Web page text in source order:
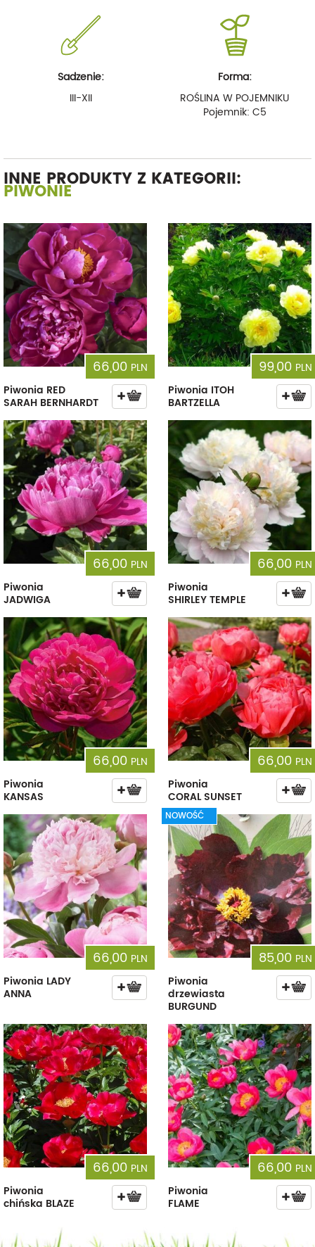
Sadzenie:
III-XII
Forma:
ROŚLINA W POJEMNIKU
Pojemnik: C5
INNE PRODUKTY Z KATEGORII:
PIWONIE
66,00 PLN
Piwonia RED
SARAH BERNHARDT
99,00 PLN
Piwonia ITOH
BARTZELLA
66,00 PLN
Piwonia
JADWIGA
66,00 PLN
Piwonia
SHIRLEY TEMPLE
66,00 PLN
Piwonia
KANSAS
66,00 PLN
Piwonia
CORAL SUNSET
66,00 PLN
Piwonia LADY
ANNA
NOWOŚĆ
85,00 PLN
Piwonia
drzewiasta
BURGUND
66,00 PLN
Piwonia
chińska BLAZE
66,00 PLN
Piwonia
FLAME